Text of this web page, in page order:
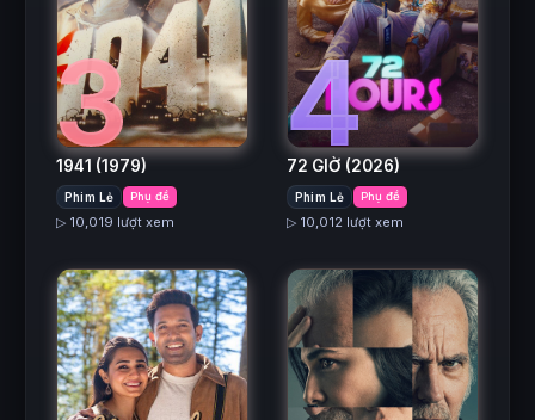
3
1941 (1979)
Phim Lẻ Phụ đề
▷ 10,019 lượt xem
4
72 GIỜ (2026)
Phim Lẻ Phụ đề
▷ 10,012 lượt xem